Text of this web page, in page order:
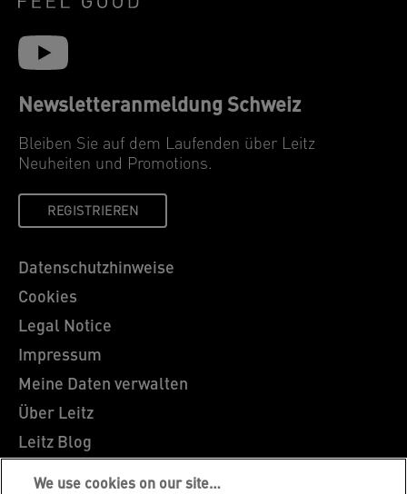
Newsletteranmeldung Schweiz
Bleiben Sie auf dem Laufenden über Leitz
Neuheiten und Promotions.
REGISTRIEREN
Datenschutzhinweise
Cookies
Legal Notice
Impressum
Meine Daten verwalten
Über Leitz
Leitz Blog
Karriere
We use cookies on our site…